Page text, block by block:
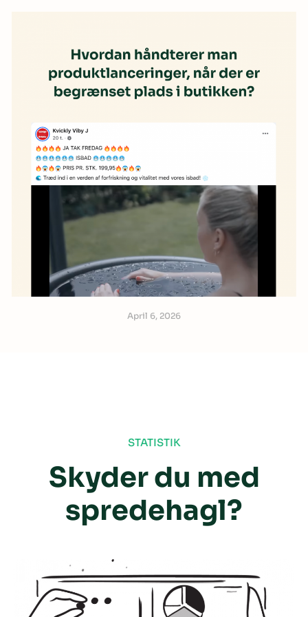
April 6, 2026
STATISTIK
Skyder du med
spredehagl?